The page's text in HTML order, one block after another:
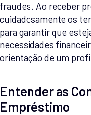
fraudes. Ao receber
cuidadosamente os
para garantir que
necessidades
orientação de um
Entender as
Empréstimo